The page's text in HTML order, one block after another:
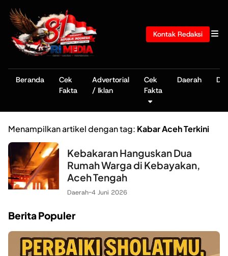
Kontak Redaksi
Beranda
Cek
Fakta
Advertorial
/ Iklan
Cek
Fakta
Daerah
Menampilkan artikel dengan tag: Kabar Aceh Terkini
Kebakaran Hanguskan Dua
Rumah Warga di Kebayakan,
Aceh Tengah
Daerah-4 Juni 2026
Berita Populer